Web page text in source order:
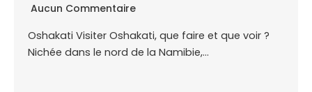
Aucun Commentaire
Oshakati Visiter Oshakati, que faire et que voir ?
Nichée dans le nord de la Namibie,…